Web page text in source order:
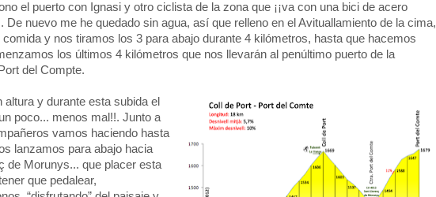
el puerto con Ignasi y otro ciclista de la zona que ¡¡va con una bici de acero
De nuevo me he quedado sin agua, así que relleno en el Avituallamiento de la cima,
comida y nos tiramos los 3 para abajo durante 4 kilómetros, hasta que hacemos
los últimos 4 kilómetros que nos llevarán al penúltimo puerto de la
del Compte.
altura y durante esta subida el
poco... menos mal!!. Junto a
vamos haciendo hasta
lanzamos para abajo hacia
de Morunys... que placer esta
que pedalear,